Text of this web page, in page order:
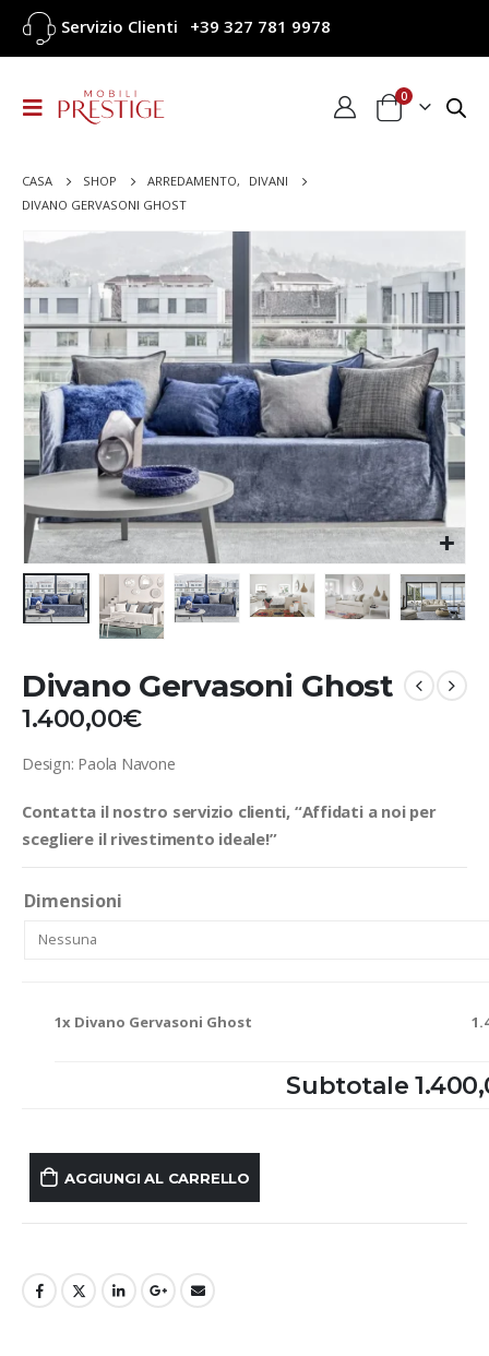
Servizio Clienti +39 327 781 9978
0
CASA SHOP ARREDAMENTO,
DIVANI
DIVANO GERVASONI GHOST
Divano Gervasoni Ghost
1.400,00€
Design: Paola Navone
Contatta il nostro servizio clienti, “Affidati a noi per
scegliere il rivestimento ideale!”
Dimensioni
1x Divano Gervasoni Ghost
Subtotale
AGGIUNGI AL CARRELLO